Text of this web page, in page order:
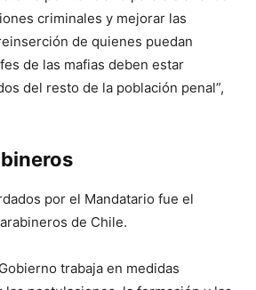
criminales y mejorar las
de quienes puedan
de las mafias deben estar
del resto de la población penal”,
por el Mandatario fue el
de Chile.
trabaja en medidas